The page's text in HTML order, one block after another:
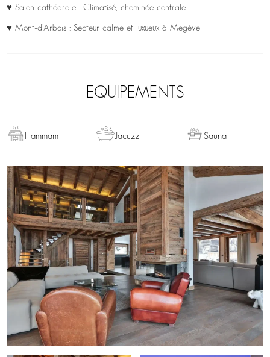
♥ Salon cathédrale : Climatisé, cheminée centrale
♥ Mont-d’Arbois : Secteur calme et luxueux à Megève
EQUIPEMENTS
Hammam Jacuzzi Sauna